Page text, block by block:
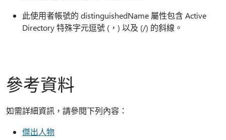
此使用者帳號的 distinguishedName 屬性包含 Active
Directory 特殊字元逗號 (，) 以及 (/) 的斜線。
參考資料
如需詳細資訊，請參閱下列內容：
傑出人物